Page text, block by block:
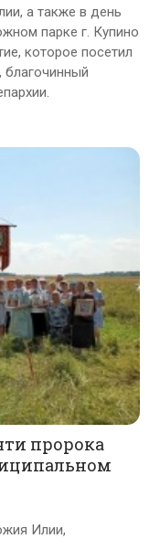
а также в день
парке г. Купино
которое посетил
благочинный
пророка
Илии,